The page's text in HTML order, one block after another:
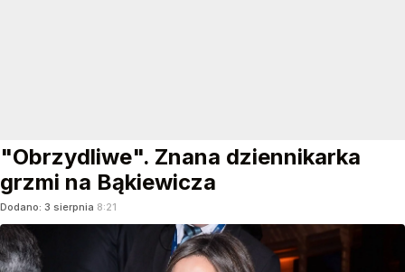
"Obrzydliwe". Znana dziennikarka
grzmi na Bąkiewicza
Dodano: 3 sierpnia 8:21